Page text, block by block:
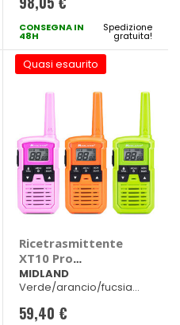
CONSEGNA IN
48H
Spedizione
gratuita!
Quasi esaurito
Ricetrasmittente
XT10 Pro
Multicolor 3 Radio -
MIDLAND
MIDLAND
Verde/arancio/fucsia
59,40 €